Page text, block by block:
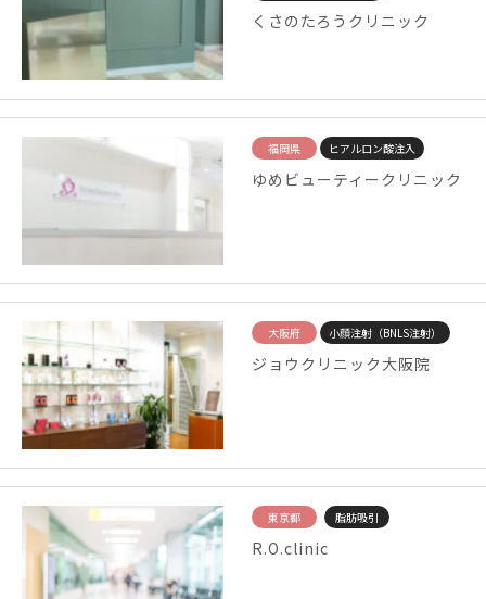
くさのたろうクリニック
福岡県 ヒアルロン酸注入
ゆめビューティークリニック
大阪府 小顔注射（BNLS注射）
ジョウクリニック大阪院
東京都 脂肪吸引
R.O.clinic